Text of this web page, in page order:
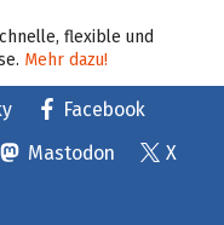
flexible und
Mehr dazu!
Facebook
Mastodon
X